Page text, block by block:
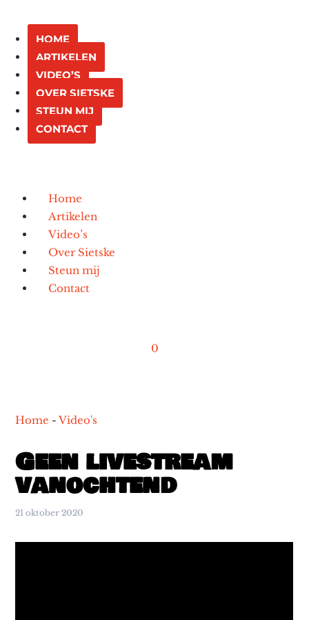
HOME
ARTIKELEN
VIDEO’S
OVER SIETSKE
STEUN MIJ
CONTACT
Home
Artikelen
Video’s
Over Sietske
Steun mij
Contact
0
Home -Video's
Geen livestream
vanochtend
21 oktober 2020